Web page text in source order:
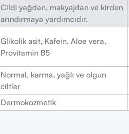
Cildi yağdan, makyajdan ve kirden
arındırmaya yardımcıdır.
Glikolik asit, Kafein, Aloe vera,
Provitamin B5
Normal, karma, yağlı ve olgun
ciltler
Dermokozmetik